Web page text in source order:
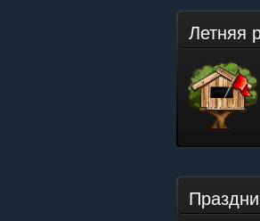
Летняя